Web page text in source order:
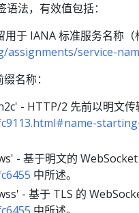
法，有效值包括：
于 IANA 标准服务名称（
assignments/service-
名称：
- HTTP/2 先前以明文传
- 基于明文的
中所述。
- 基于 TLS 的